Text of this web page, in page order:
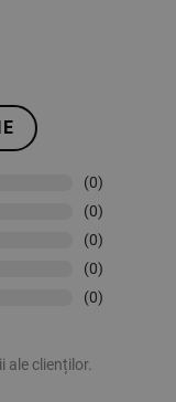
(0)
(0)
(0)
(0)
(0)
ale clienților.